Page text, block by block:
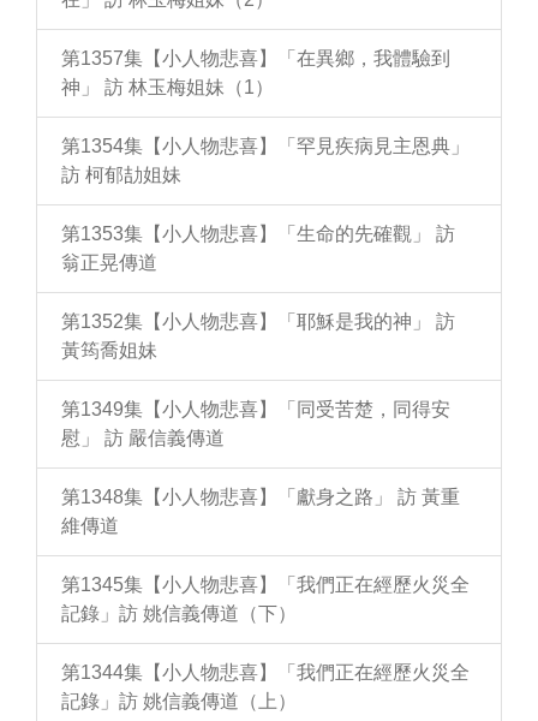
第1357集【小人物悲喜】「在異鄉，我體驗到
神」 訪 林玉梅姐妹（1）
第1354集【小人物悲喜】「罕見疾病見主恩典」
訪 柯郁劼姐妹
第1353集【小人物悲喜】「生命的先確觀」 訪
翁正晃傳道
第1352集【小人物悲喜】「耶穌是我的神」 訪
黃筠喬姐妹
第1349集【小人物悲喜】「同受苦楚，同得安
慰」 訪 嚴信義傳道
第1348集【小人物悲喜】「獻身之路」 訪 黃重
維傳道
第1345集【小人物悲喜】「我們正在經歷火災全
記錄」訪 姚信義傳道（下）
第1344集【小人物悲喜】「我們正在經歷火災全
記錄」訪 姚信義傳道（上）